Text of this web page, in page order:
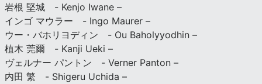
岩根 堅城 - Kenjo Iwane –
インゴ マウラー - Ingo Maurer –
ウー・バホリヨディン - Ou Baholyyodhin –
植木 莞爾 - Kanji Ueki –
ヴェルナー パントン - Verner Panton –
内田 繁 - Shigeru Uchida –